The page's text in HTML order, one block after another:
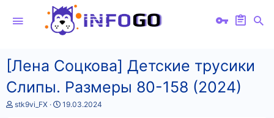
[Лена Соцкова] Детские трусики
Слипы. Размеры 80-158 (2024)
А
stk9vi_FX
Д
19.03.2024